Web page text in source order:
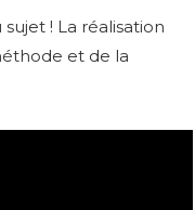
! La réalisation
et de la